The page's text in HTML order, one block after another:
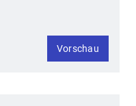
Vorschau